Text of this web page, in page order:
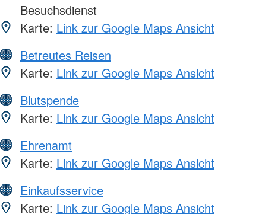
Besuchsdienst
Karte: Link zur Google Maps Ansicht
Betreutes Reisen
Karte: Link zur Google Maps Ansicht
Blutspende
Karte: Link zur Google Maps Ansicht
Ehrenamt
Karte: Link zur Google Maps Ansicht
Einkaufsservice
Karte: Link zur Google Maps Ansicht